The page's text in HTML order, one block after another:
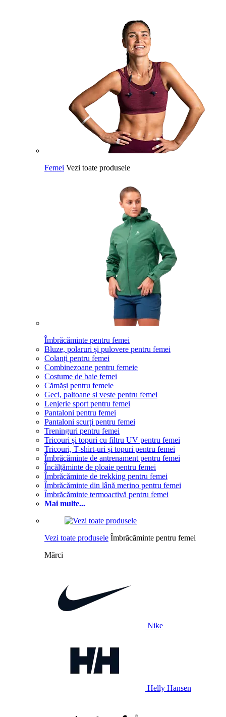
Femei Vezi toate produsele
Îmbrăcăminte pentru femei
Bluze, polaruri și pulovere pentru femei
Colanți pentru femei
Combinezoane pentru femeie
Costume de baie femei
Cămăși pentru femeie
Geci, paltoane și veste pentru femei
Lenjerie sport pentru femei
Pantaloni pentru femei
Pantaloni scurți pentru femei
Treninguri pentru femei
Tricouri și topuri cu filtru UV pentru femei
Tricouri, T-shirt-uri și topuri pentru femei
Îmbrăcăminte de antrenament pentru femei
Încălțăminte de ploaie pentru femei
Îmbrăcăminte de trekking pentru femei
Îmbrăcăminte din lână merino pentru femei
Îmbrăcăminte termoactivă pentru femei
Mai multe...
Vezi toate produsele Îmbrăcăminte pentru femei
Mărci
Nike
Helly Hansen